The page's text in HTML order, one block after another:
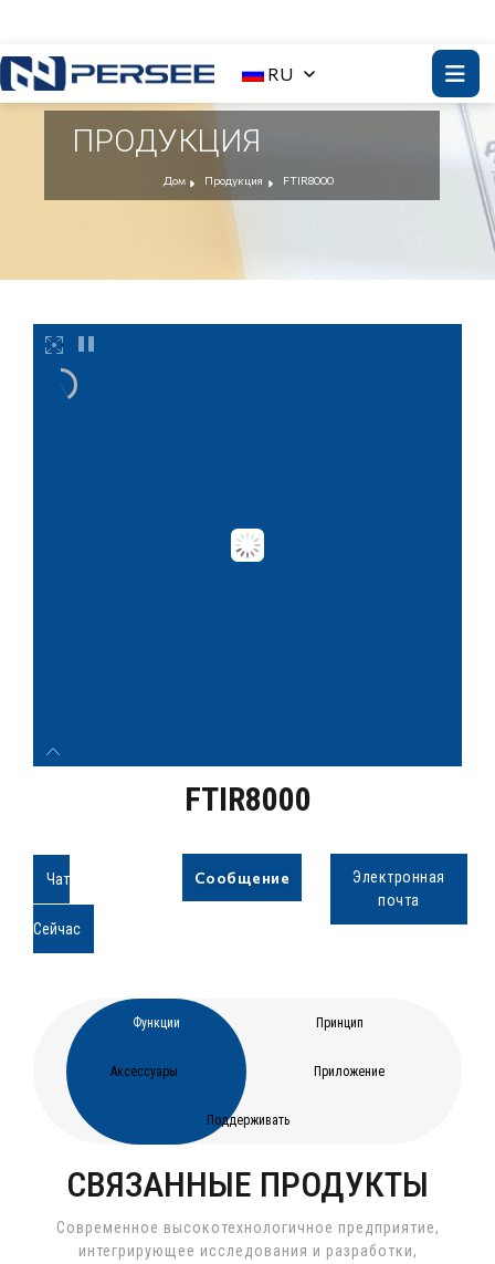
RU
ПРОДУКЦИЯ
Дом Продукция FTIR8000
FTIR8000
Чат
Сейчас
Сообщение
Электронная
почта
Функции Принцип
Аксессуары Приложение
Поддерживать
СВЯЗАННЫЕ ПРОДУКТЫ
Современное высокотехнологичное предприятие,
интегрирующее исследования и разработки,